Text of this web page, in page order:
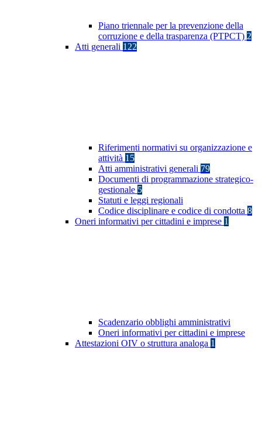
Piano triennale per la prevenzione della
corruzione e della trasparenza (PTPCT) 2
Atti generali 122
Riferimenti normativi su organizzazione e
attività 15
Atti amministrativi generali 79
Documenti di programmazione strategico-
gestionale 5
Statuti e leggi regionali
Codice disciplinare e codice di condotta 8
Oneri informativi per cittadini e imprese 1
Scadenzario obblighi amministrativi
Oneri informativi per cittadini e imprese
Attestazioni OIV o struttura analoga 1